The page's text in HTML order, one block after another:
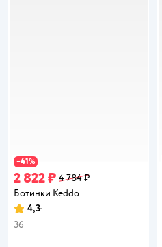
−41%
2 822 ₽ 4 784 ₽
Ботинки Keddo
Рейтинг:
4,3
36